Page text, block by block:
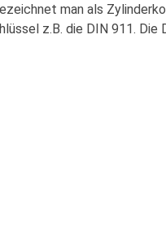
man als
z.B. die DIN 911.